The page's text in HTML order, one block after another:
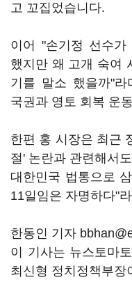
고 꼬집었습니다.
이어 "손기정 선수
했지만 왜 고개 숙여
기를 말소 했을까"
국권과 영토 회복 운
한편 홍 시장은 최근
절' 논란과 관련해서
대한민국 법통으로
11일임은 자명하다"
한동인 기자
이 기사는 뉴스토마
최신형 정치정책부장